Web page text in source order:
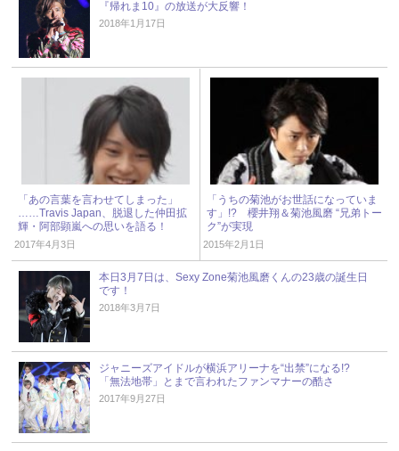
『帰れま10』の放送が大反響！
2018年1月17日
「あの言葉を言わせてしまった」
……Travis Japan、脱退した仲田拡
輝・阿部顕嵐への思いを語る！
2017年4月3日
「うちの菊池がお世話になっていま
す」!? 櫻井翔＆菊池風磨 “兄弟トー
ク”が実現
2015年2月1日
本日3月7日は、Sexy Zone菊池風磨くんの23歳の誕生日
です！
2018年3月7日
ジャニーズアイドルが横浜アリーナを“出禁”になる!?
「無法地帯」とまで言われたファンマナーの酷さ
2017年9月27日